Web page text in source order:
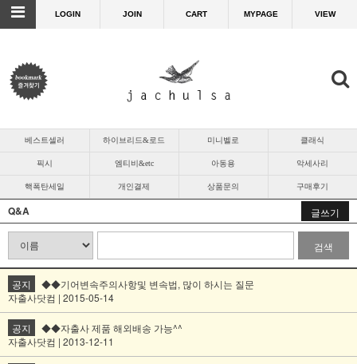
LOGIN JOIN CART MYPAGE VIEW
베스트셀러 하이브리드&로드 미니벨로 클래식
픽시 엠티비&etc 아동용 악세사리
핵폭탄세일 개인결제 상품문의 구매후기
Q&A 글쓰기
검색
공지
◆◆기어변속주의사항및 변속법, 많이 하시는 질문
자출사닷컴 | 2015-05-14
공지
◆◆자출사 제품 해외배송 가능^^
자출사닷컴 | 2013-12-11